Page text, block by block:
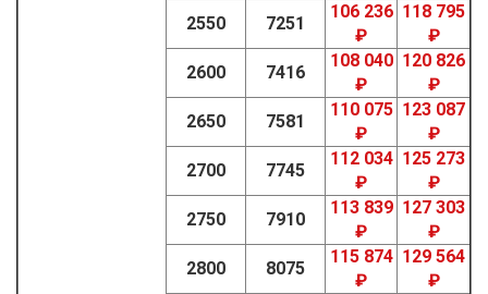
2550
7251
106 236
₽
118 795
₽
2600
7416
108 040
₽
120 826
₽
2650
7581
110 075
₽
123 087
₽
2700
7745
112 034
₽
125 273
₽
2750
7910
113 839
₽
127 303
₽
2800
8075
115 874
₽
129 564
₽